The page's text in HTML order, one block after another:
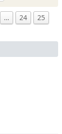
… 24
25